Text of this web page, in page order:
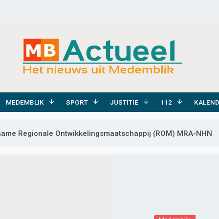
MEDEMBLIK SPORT JUSTITIE 112
Regionale Ontwikkelingsmaatschappij (ROM) MRA-NHN